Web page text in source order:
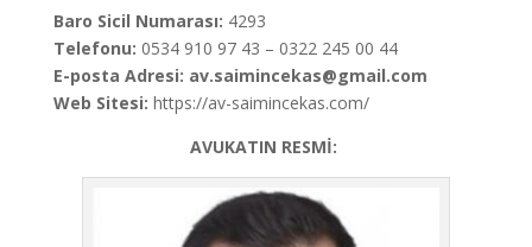
Baro Sicil Numarası: 4293
Telefonu: 0534 910 97 43 – 0322 245 00 44
E-posta Adresi: av.saimincekas@gmail.com
Web Sitesi: https://av-saimincekas.com/
AVUKATIN RESMİ: